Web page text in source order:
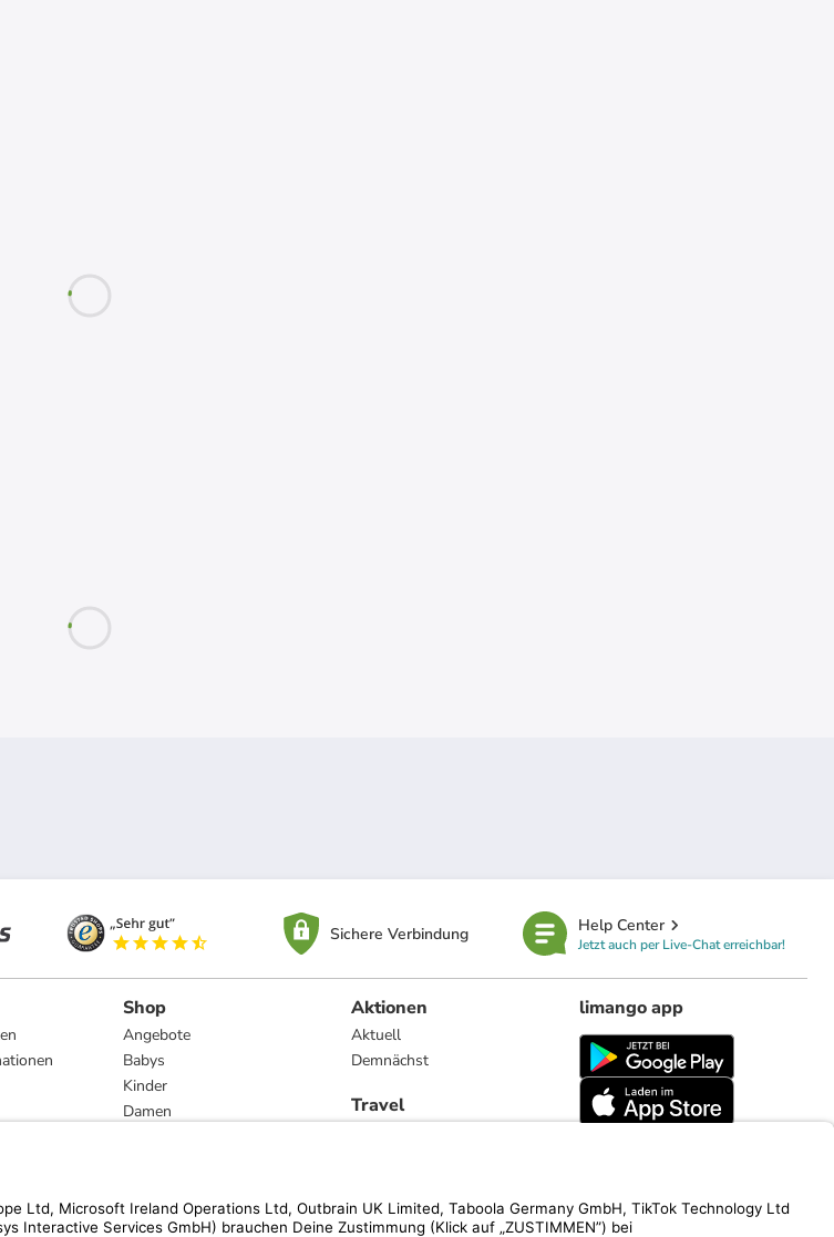
Sichere Verbindung Help Center
Jetzt auch per Live-Chat erreichbar!
Shop
Angebote
Babys
Kinder
Damen
Marken
Aktionen
Aktuell
Demnächst
Travel
limango app